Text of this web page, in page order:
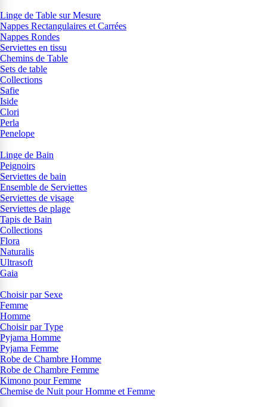
Linge de Table sur Mesure
Nappes Rectangulaires et Carrées
Nappes Rondes
Serviettes en tissu
Chemins de Table
Sets de table
Collections
Safie
Iside
Clori
Perla
Penelope
Linge de Bain
Peignoirs
Serviettes de bain
Ensemble de Serviettes
Serviettes de visage
Serviettes de plage
Tapis de Bain
Collections
Flora
Naturalis
Ultrasoft
Gaia
Choisir par Sexe
Femme
Homme
Choisir par Type
Pyjama Homme
Pyjama Femme
Robe de Chambre Homme
Robe de Chambre Femme
Kimono pour Femme
Chemise de Nuit pour Homme et Femme